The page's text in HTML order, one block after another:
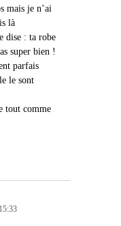
mais je n’ai
là
dise : ta robe
super bien !
parfais
le sont
tout comme